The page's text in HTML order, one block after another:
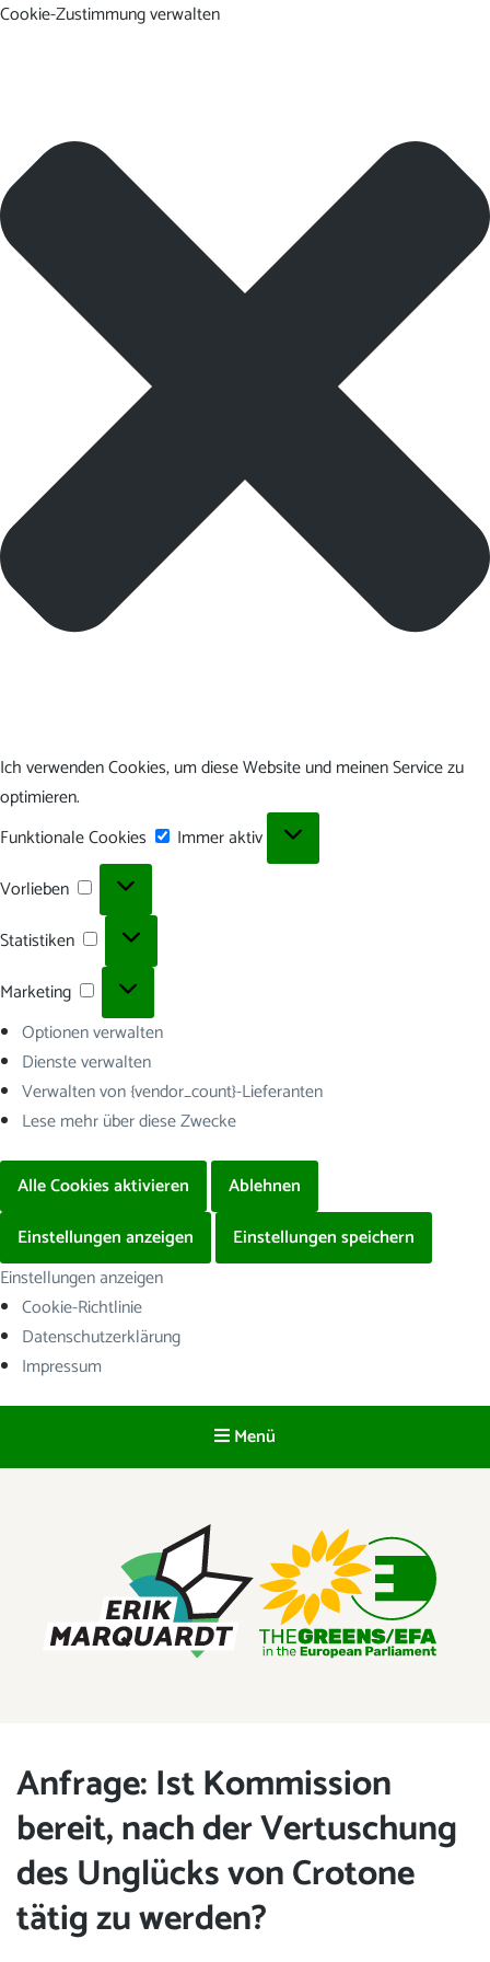
Cookie-Zustimmung verwalten
Ich verwenden Cookies, um diese Website und meinen Service zu
optimieren.
Funktionale Cookies
Funktionale
Immer aktiv
Vorlieben
Vorlieben
Statistiken Statistiken
Marketing
Marketing
Optionen verwalten
Dienste verwalten
Verwalten von {vendor_count}-Lieferanten
Lese mehr über diese Zwecke
Alle Cookies aktivieren
Ablehnen
Einstellungen anzeigen
Einstellungen speichern
Einstellungen anzeigen
Cookie-Richtlinie
Datenschutzerklärung
Impressum
Menü
Anfrage: Ist Kommission
bereit, nach der Vertuschung
des Unglücks von Crotone
tätig zu werden?